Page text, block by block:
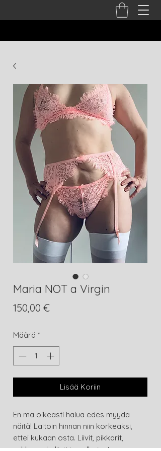
Maria NOT a Virgin
150,00 €Hinta
Määrä *
Lisää Koriin
En mä oikeasti halua edes myydä
näitä! Laitoin hinnan niin korkeaksi,
ettei kukaan osta. Liivit, pikkarit,